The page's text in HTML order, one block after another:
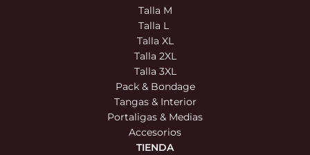
Talla M
Talla L
Talla XL
Talla 2XL
Talla 3XL
Pack & Bondage
Tangas & Interior
Portaligas & Medias
Accesorios
TIENDA